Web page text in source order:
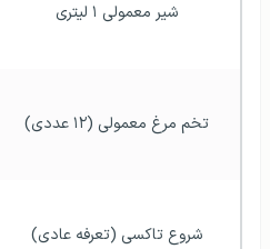
شیر معمولی ۱ لیتری
تخم مرغ معمولی (۱۲ عددی)
شروع تاکسی (تعرفه عادی)